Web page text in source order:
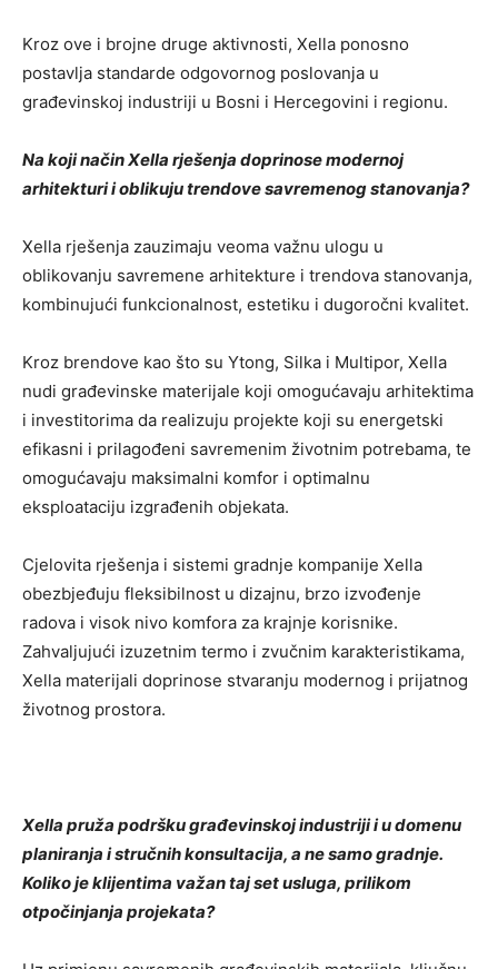
Kroz ove i brojne druge aktivnosti, Xella ponosno
postavlja standarde odgovornog poslovanja u
građevinskoj industriji u Bosni i Hercegovini i regionu.
Na koji način Xella rješenja doprinose modernoj
arhitekturi i oblikuju trendove savremenog stanovanja?
Xella rješenja zauzimaju veoma važnu ulogu u
oblikovanju savremene arhitekture i trendova stanovanja,
kombinujući funkcionalnost, estetiku i dugoročni kvalitet.
Kroz brendove kao što su Ytong, Silka i Multipor, Xella
nudi građevinske materijale koji omogućavaju arhitektima
i investitorima da realizuju projekte koji su energetski
efikasni i prilagođeni savremenim životnim potrebama, te
omogućavaju maksimalni komfor i optimalnu
eksploataciju izgrađenih objekata.
Cjelovita rješenja i sistemi gradnje kompanije Xella
obezbjeđuju fleksibilnost u dizajnu, brzo izvođenje
radova i visok nivo komfora za krajnje korisnike.
Zahvaljujući izuzetnim termo i zvučnim karakteristikama,
Xella materijali doprinose stvaranju modernog i prijatnog
životnog prostora.
Xella pruža podršku građevinskoj industriji i u domenu
planiranja i stručnih konsultacija, a ne samo gradnje.
Koliko je klijentima važan taj set usluga, prilikom
otpočinjanja projekata?